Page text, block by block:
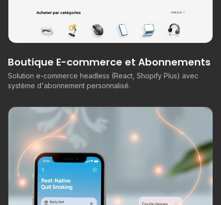
Boutique E-commerce et Abonnements
Solution e-commerce headless (React, Shopify Plus) avec
système d'abonnement personnalisé.